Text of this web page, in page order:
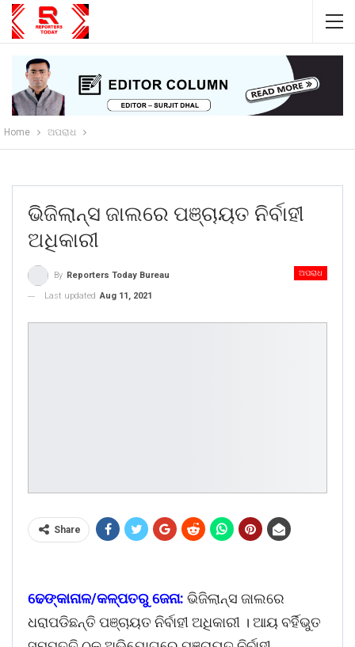
Home ଅପରାଧ
ଭିଜିଲାନ୍ସ ଜାଲରେ ପଞ୍ଚାୟତ ନିର୍ବାହୀ
ଅଧିକାରୀ
ଅପରାଧ
By Reporters Today Bureau
Last updated Aug 11, 2021
Share
ଢେଙ୍କାନାଳ/କଳ୍ପତରୁ ଜେନା: ଭିଜିଲାନ୍ସ ଜାଲରେ
ଧରାପଡିଛନ୍ତି ପଞ୍ଚାୟତ ନିର୍ବାହୀ ଅଧିକାରୀ । ଆୟ ବର୍ହିଭୁତ